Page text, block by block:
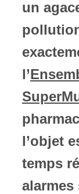
un
l’
l’objet
temps